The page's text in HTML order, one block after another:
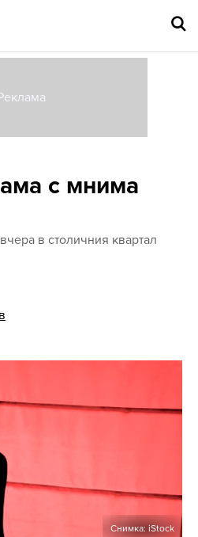
с мнима
в столичния квартал
Снимка: iStock